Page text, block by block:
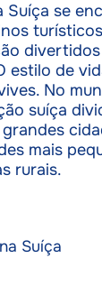
Suíça se
estilo de
No
suíça
mais
rurais.
Suíça